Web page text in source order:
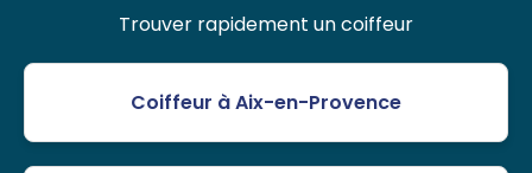
Trouver rapidement un coiffeur
Coiffeur à Aix-en-Provence